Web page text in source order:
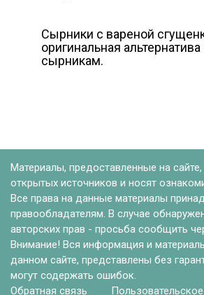
Сырники с вареной
оригинальная
сырникам.
Материалы, предоставленные на
открытых источников и носят
Все права на данные материалы
правообладателям. В случае
авторских прав - просьба сообщить
Внимание! Вся информация и
данном сайте, представлены без
могут содержать ошибок.
Обратная связь